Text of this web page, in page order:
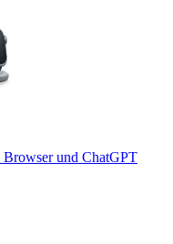
und ChatGPT